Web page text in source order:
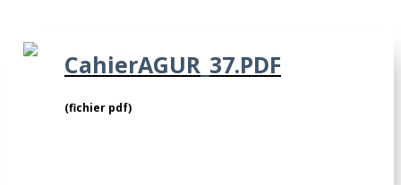
CahierAGUR_37.PDF
(fichier pdf)